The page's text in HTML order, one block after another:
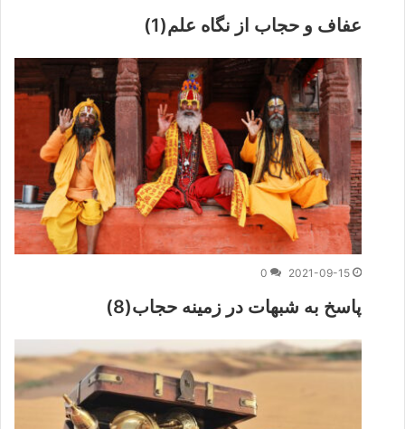
عفاف و حجاب از نگاه علم(1)
2021-09-15
0
پاسخ به شبهات در زمینه حجاب(8)